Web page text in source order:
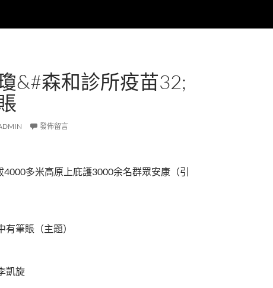
&#森和診所疫苗32;
發佈留言
4000多米高原上庇護3000余名群眾安康（引
有筆賬（主題）
凱旋